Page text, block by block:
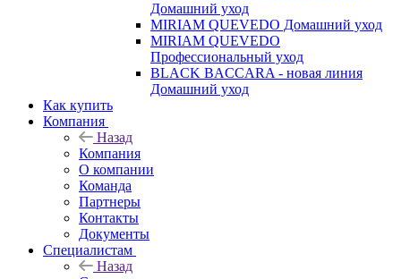
Домашний уход
MIRIAM QUEVEDO Домашний уход
MIRIAM QUEVEDO
Профессиональный уход
BLACK BACCARA - новая линия
Домашний уход
Как купить
Компания
Назад
Компания
О компании
Команда
Партнеры
Контакты
Документы
Специалистам
Назад